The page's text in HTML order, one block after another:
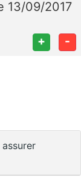
13/09/2017
+ -